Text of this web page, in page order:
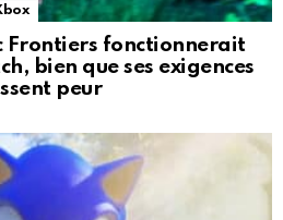
Frontiers fonctionnerait
bien que ses exigences
peur